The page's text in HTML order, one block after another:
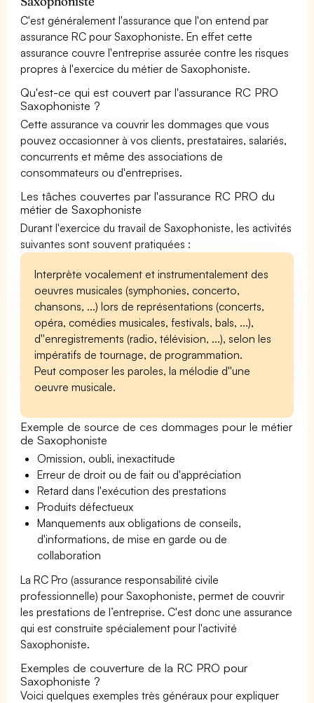
C'est généralement l'assurance que l'on entend par
assurance RC pour Saxophoniste. En effet cette
assurance couvre l'entreprise assurée contre les risques
propres à l'exercice du métier de Saxophoniste.
Qu'est-ce qui est couvert par l'assurance RC PRO
Saxophoniste ?
Cette assurance va couvrir les dommages que vous
pouvez occasionner à vos clients, prestataires, salariés,
concurrents et même des associations de
consommateurs ou d'entreprises.
Les tâches couvertes par l'assurance RC PRO du
métier de Saxophoniste
Durant l'exercice du travail de Saxophoniste, les activités
suivantes sont souvent pratiquées :
Interprète vocalement et instrumentalement des
oeuvres musicales (symphonies, concerto,
chansons, ...) lors de représentations (concerts,
opéra, comédies musicales, festivals, bals, ...),
d''enregistrements (radio, télévision, ...), selon les
impératifs de tournage, de programmation.
Peut composer les paroles, la mélodie d''une
oeuvre musicale.
Exemple de source de ces dommages pour le métier
de Saxophoniste
Omission, oubli, inexactitude
Erreur de droit ou de fait ou d'appréciation
Retard dans l'exécution des prestations
Produits défectueux
Manquements aux obligations de conseils,
d'informations, de mise en garde ou de
collaboration
La RC Pro (assurance responsabilité civile
professionnelle) pour Saxophoniste, permet de couvrir
les prestations de l’entreprise. C'est donc une assurance
qui est construite spécialement pour l'activité
Saxophoniste.
Exemples de couverture de la RC PRO pour
Saxophoniste ?
Voici quelques exemples très généraux pour expliquer